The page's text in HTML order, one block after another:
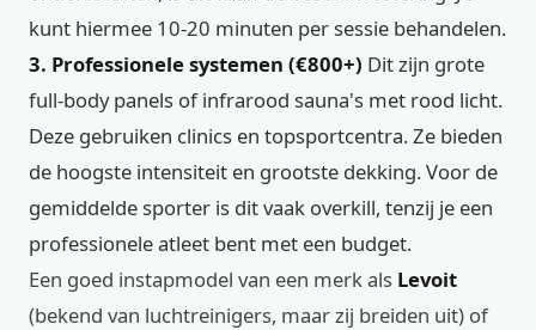
kunt hiermee 10-20 minuten per sessie behandelen.
3. Professionele systemen (€800+) Dit zijn grote
full-body panels of infrarood sauna's met rood licht.
Deze gebruiken clinics en topsportcentra. Ze bieden
de hoogste intensiteit en grootste dekking. Voor de
gemiddelde sporter is dit vaak overkill, tenzij je een
professionele atleet bent met een budget.
Een goed instapmodel van een merk als Levoit
(bekend van luchtreinigers, maar zij breiden uit) of